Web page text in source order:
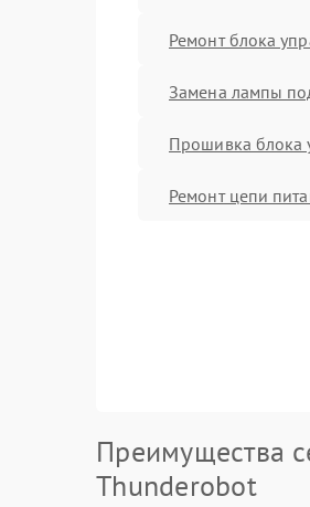
Ремонт блока
Замена лампы
Прошивка блока
Ремонт цепи
Преимущества
Thunderobot